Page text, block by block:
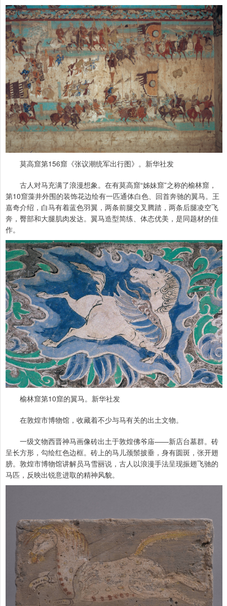
莫高窟第156窟《张议潮统军出行图》。新华社发
古人对马充满了浪漫想象。在有莫高窟“姊妹窟”之称的榆林窟，
第10窟藻井外围的装饰花边绘有一匹通体白色、回首奔驰的翼马。王
嘉奇介绍，白马有着蓝色羽翼，两条前腿交叉腾踏，两条后腿凌空飞
奔，臀部和大腿肌肉发达。翼马造型简练、体态优美，是同题材的佳
作。
榆林窟第10窟的翼马。新华社发
在敦煌市博物馆，收藏着不少与马有关的出土文物。
一级文物西晋神马画像砖出土于敦煌佛爷庙——新店台墓群。砖
呈长方形，勾绘红色边框。砖上的马儿颈鬃披垂，身有圆斑，张开翅
膀。敦煌市博物馆讲解员马雪丽说，古人以浪漫手法呈现振翅飞驰的
马匹，反映出锐意进取的精神风貌。